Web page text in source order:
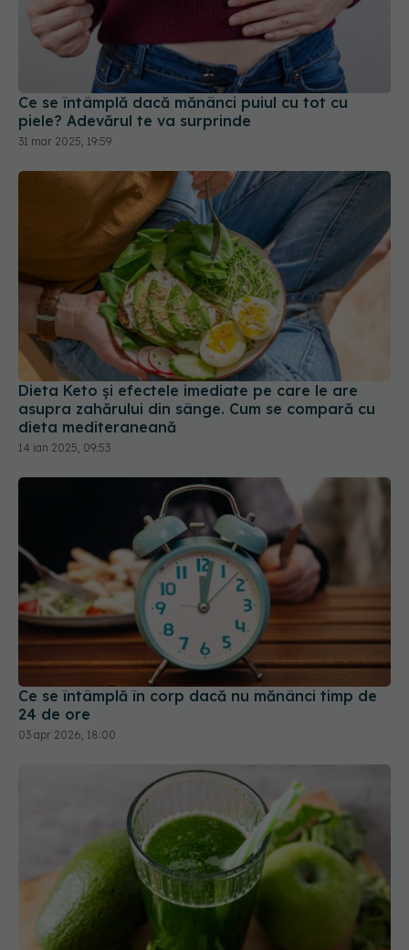
Ce se întâmplă dacă mănânci puiul cu tot cu
piele? Adevărul te va surprinde
31 mar 2025, 19:59
Dieta Keto și efectele imediate pe care le are
asupra zahărului din sânge. Cum se compară cu
dieta mediteraneană
14 ian 2025, 09:53
Ce se întâmplă în corp dacă nu mănânci timp de
24 de ore
03 apr 2026, 18:00
Sucurile verzi: detox real sau doar marketing?
20 aug 2025, 23:11